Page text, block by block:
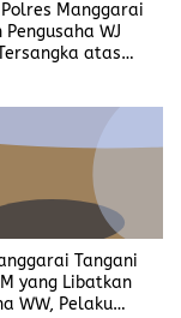
Manggarai
WJ
atas
Tangani
yang Libatkan
WW, Pelaku